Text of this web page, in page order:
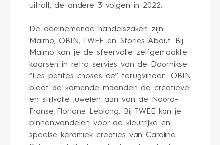
uitrolt, de andere 3 volgen in 2022.
De deelnemende handelszaken zijn
Malmo, OBIN, TWEE en Stories About. Bij
Malmo kan je de sfeervolle zelfgemaakte
kaarsen in retro servies van de Doornikse
“Les petites choses de” terugvinden. OBIN
biedt de komende maanden de creatieve
en stijlvolle juwelen aan van de Noord-
Franse Floriane Leblong. Bij TWEE kan je
binnenwandelen voor de kleurrijke en
speelse keramiek creaties van Caroline